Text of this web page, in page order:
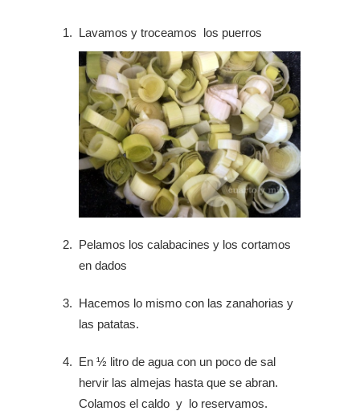
Lavamos y troceamos los puerros
Pelamos los calabacines y los cortamos
en dados
Hacemos lo mismo con las zanahorias y
las patatas.
En ½ litro de agua con un poco de sal
hervir las almejas hasta que se abran.
Colamos el caldo y lo reservamos.